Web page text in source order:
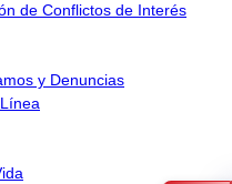
de Conflictos de Interés
y Denuncias